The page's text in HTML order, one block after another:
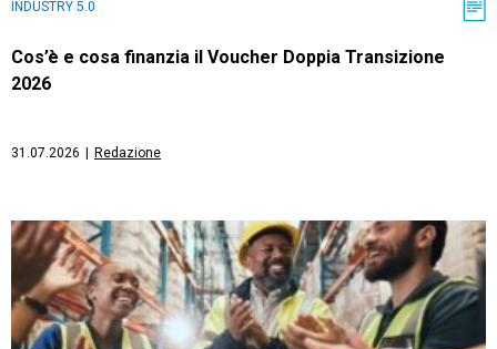
INDUSTRY 5.0
Cos’è e cosa finanzia il Voucher Doppia Transizione
2026
31.07.2026 Redazione